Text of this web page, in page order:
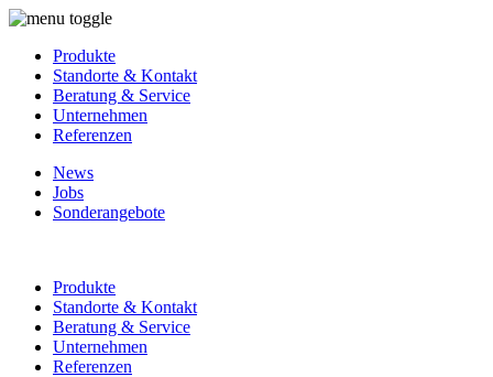
Produkte
Standorte & Kontakt
Beratung & Service
Unternehmen
Referenzen
News
Jobs
Sonderangebote
Produkte
Standorte & Kontakt
Beratung & Service
Unternehmen
Referenzen